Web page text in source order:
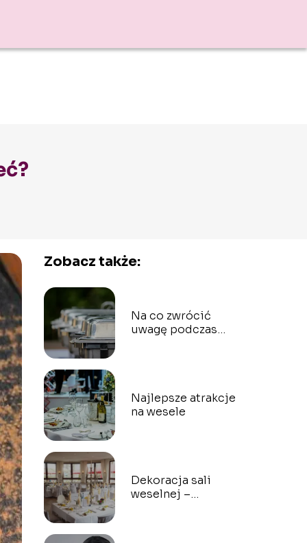
Zobacz także:
Na co zwrócić
uwagę podczas
Najlepsze atrakcje
na wesele
Dekoracja sali
weselnej –